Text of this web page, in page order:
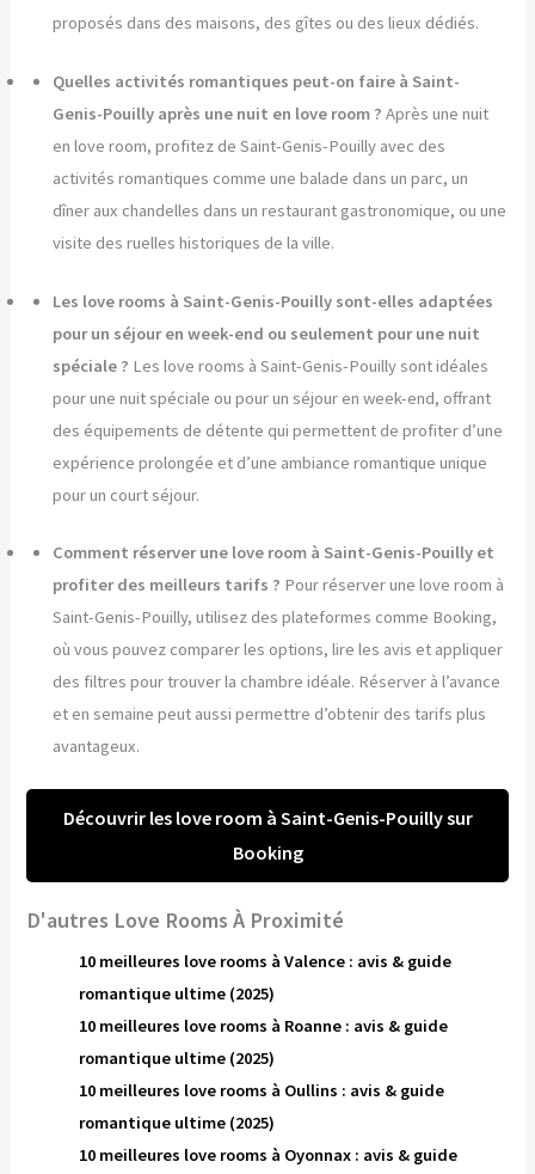
proposés dans des maisons, des gîtes ou des lieux dédiés.
Quelles activités romantiques peut-on faire à Saint-
Genis-Pouilly après une nuit en love room ? Après une nuit
en love room, profitez de Saint-Genis-Pouilly avec des
activités romantiques comme une balade dans un parc, un
dîner aux chandelles dans un restaurant gastronomique, ou une
visite des ruelles historiques de la ville.
Les love rooms à Saint-Genis-Pouilly sont-elles adaptées
pour un séjour en week-end ou seulement pour une nuit
spéciale ? Les love rooms à Saint-Genis-Pouilly sont idéales
pour une nuit spéciale ou pour un séjour en week-end, offrant
des équipements de détente qui permettent de profiter d’une
expérience prolongée et d’une ambiance romantique unique
pour un court séjour.
Comment réserver une love room à Saint-Genis-Pouilly et
profiter des meilleurs tarifs ? Pour réserver une love room à
Saint-Genis-Pouilly, utilisez des plateformes comme Booking,
où vous pouvez comparer les options, lire les avis et appliquer
des filtres pour trouver la chambre idéale. Réserver à l’avance
et en semaine peut aussi permettre d’obtenir des tarifs plus
avantageux.
Découvrir les love room à Saint-Genis-Pouilly sur
Booking
D'autres Love Rooms À Proximité
10 meilleures love rooms à Valence : avis & guide
romantique ultime (2025)
10 meilleures love rooms à Roanne : avis & guide
romantique ultime (2025)
10 meilleures love rooms à Oullins : avis & guide
romantique ultime (2025)
10 meilleures love rooms à Oyonnax : avis & guide